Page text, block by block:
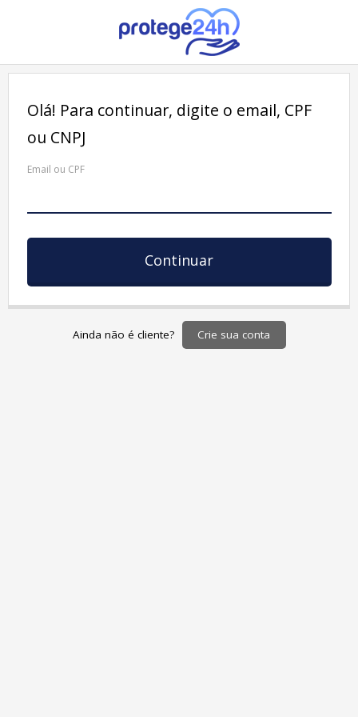
Olá! Para continuar, digite o email, CPF
ou CNPJ
Email, CPF ou CNPJ
Continuar
Crie sua conta